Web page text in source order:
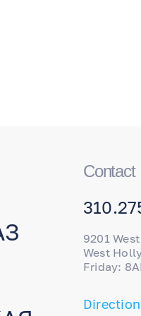
Contact
9201
West
Friday: